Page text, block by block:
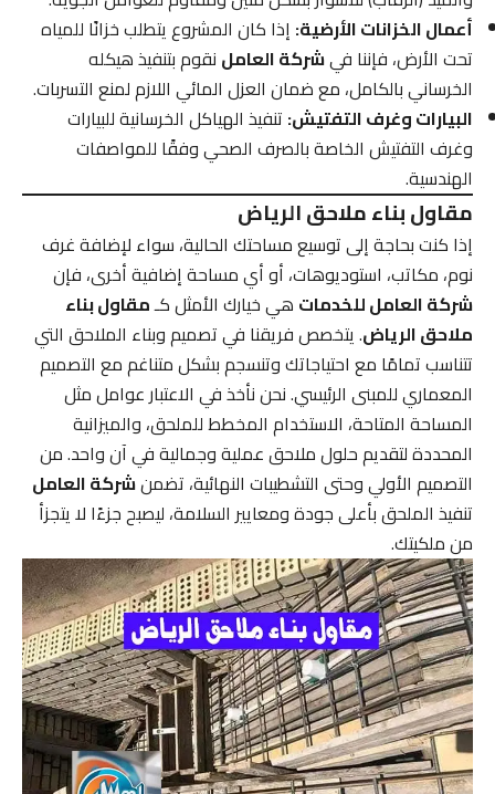
أعمال الخزانات الأرضية:إذا كان المشروع يتطلب خزانًا للمياه
تحت الأرض، فإننا فيشركة العاملنقوم بتنفيذ هيكله
الخرساني بالكامل، مع ضمان العزل المائي اللازم لمنع التسربات.
البيارات وغرف التفتيش:تنفيذ الهياكل الخرسانية للبيارات
وغرف التفتيش الخاصة بالصرف الصحي وفقًا للمواصفات
الهندسية.
مقاول بناء ملاحق الرياض
إذا كنت بحاجة إلى توسيع مساحتك الحالية، سواء لإضافة غرف
نوم، مكاتب، استوديوهات، أو أي مساحة إضافية أخرى، فإن
شركة العامل للخدماتهي خيارك الأمثل كـمقاول بناء
ملاحق الرياض. يتخصص فريقنا في تصميم وبناء الملاحق التي
تتناسب تمامًا مع احتياجاتك وتنسجم بشكل متناغم مع التصميم
المعماري للمبنى الرئيسي. نحن نأخذ في الاعتبار عوامل مثل
المساحة المتاحة، الاستخدام المخطط للملحق، والميزانية
المحددة لتقديم حلول ملاحق عملية وجمالية في آن واحد. من
التصميم الأولي وحتى التشطيبات النهائية، تضمنشركة العامل
تنفيذ الملحق بأعلى جودة ومعايير السلامة، ليصبح جزءًا لا يتجزأ
من ملكيتك.